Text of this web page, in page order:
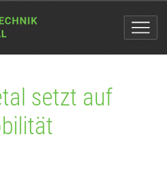
setzt auf